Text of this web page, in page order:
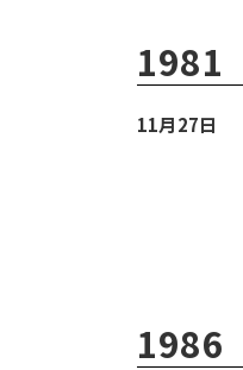
1981
11月27日
1986